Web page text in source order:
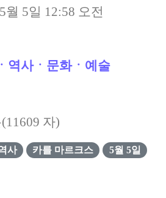
월 5일 12:58 오전
역사ㆍ문화ㆍ예술
11609 자)
사 카를 마르크스 5월 5일